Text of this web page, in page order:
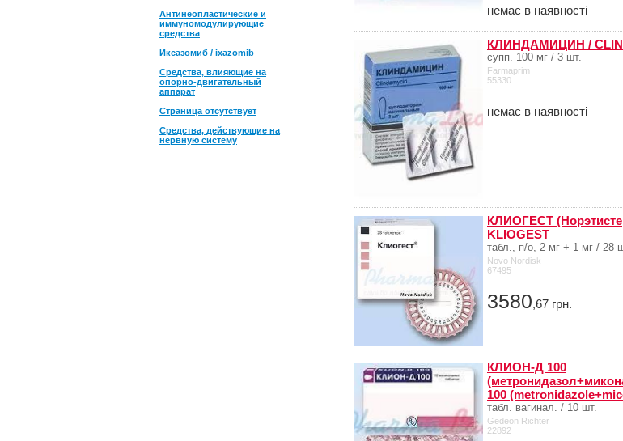
Антинеопластические и
иммуномодулирующие
средства
Иксазомиб / ixazomib
Средства, влияющие на
опорно-двигательный
аппарат
Страница отсутствует
Средства, действующие на
нервную систему
немає в наявності
КЛИНДАМИЦИН /
супп. 100 мг / 3 шт.
Farmaprim
55330
немає в наявності
КЛИОГЕСТ
KLIOGEST
табл., п/о, 2 мг + 1 мг / 28
Novo Nordisk
67495
3580,67 грн.
КЛИОН-Д 100
100
табл. вагинал. / 10 шт.
Gedeon Richter
22892